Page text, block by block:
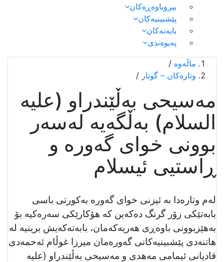
بیروباوەڕەکان
پێشبینیەکان
بابەتەکان
پەیوەندی
ماڵەوە /
وتارەکان – گوتار /
مەسیحی بەڵێندراو (علیه
السلام) بەڵگەیە لەسەر
بوونی خوای گەورە و
ڕاستیی ئیسلام
لەم وتارەدا بە ئیزنی خوای گەورە بەكورتی باسی
بابەتێكی زۆر گرنگ دەكەین كە هۆكارێكی سەرەكیە بۆ
بەهێزبوونی باوەڕی هەریەكەمان، بابەتەكەیش بریتیە لە
هاتنەدی پێشبینیەكانی گەورەمان میرزا غوڵام ئەحمەدی
قادیانی ئیمامی مەهدی و مەسیحی بەڵێندراو (علیه